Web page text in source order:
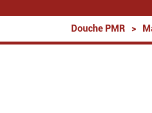
Douche PMR >